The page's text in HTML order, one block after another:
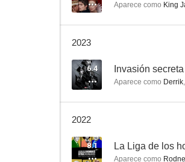
8.0
7.8
Aparece como King
2023
6.4 Invasión secreta
Aparece como Derrik
2022
8.1
Aparece como